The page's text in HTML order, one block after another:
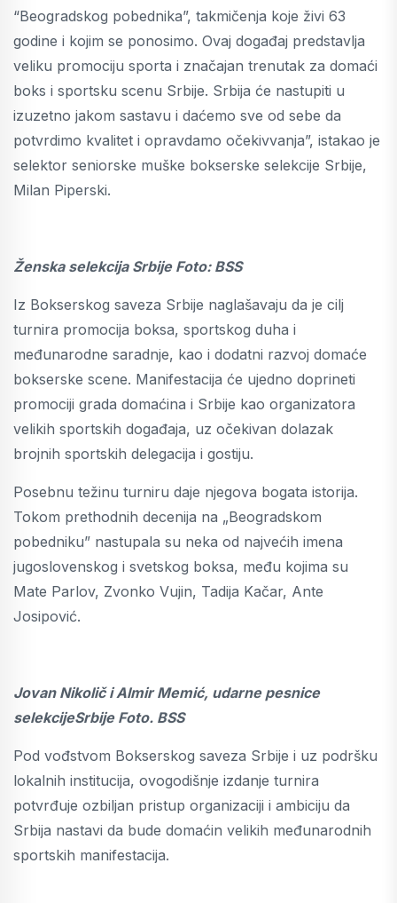
“Beogradskog pobednika”, takmičenja koje živi 63
godine i kojim se ponosimo. Ovaj događaj predstavlja
veliku promociju sporta i značajan trenutak za domaći
boks i sportsku scenu Srbije. Srbija će nastupiti u
izuzetno jakom sastavu i daćemo sve od sebe da
potvrdimo kvalitet i opravdamo očekivvanja”, istakao je
selektor seniorske muške bokserske selekcije Srbije,
Milan Piperski.
Ženska selekcija Srbije Foto: BSS
Iz Bokserskog saveza Srbije naglašavaju da je cilj
turnira promocija boksa, sportskog duha i
međunarodne saradnje, kao i dodatni razvoj domaće
bokserske scene. Manifestacija će ujedno doprineti
promociji grada domaćina i Srbije kao organizatora
velikih sportskih događaja, uz očekivan dolazak
brojnih sportskih delegacija i gostiju.
Posebnu težinu turniru daje njegova bogata istorija.
Tokom prethodnih decenija na „Beogradskom
pobedniku” nastupala su neka od najvećih imena
jugoslovenskog i svetskog boksa, među kojima su
Mate Parlov, Zvonko Vujin, Tadija Kačar, Ante
Josipović.
Jovan Nikolič i Almir Memić, udarne pesnice
selekcijeSrbije Foto. BSS
Pod vođstvom Bokserskog saveza Srbije i uz podršku
lokalnih institucija, ovogodišnje izdanje turnira
potvrđuje ozbiljan pristup organizaciji i ambiciju da
Srbija nastavi da bude domaćin velikih međunarodnih
sportskih manifestacija.